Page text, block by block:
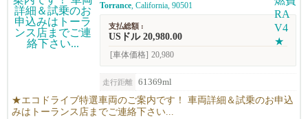
Torrance, California, 90501
支払総額 :
USドル 20,980.00
[車体価格] 20,980
走行距離 61369ml
★エコドライブ特選車両のご案内です！ 車両詳細＆試乗のお申込
みはトーランス店までご連絡下さい...